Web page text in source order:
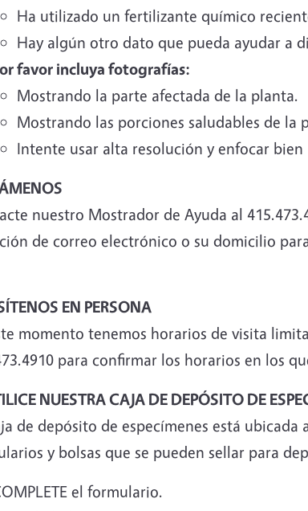
Ha utilizado un fertilizante químico
Hay algún otro dato que pueda ayudar a
favor incluya fotografías:
Mostrando la parte afectada de la planta.
Mostrando las porciones saludables de la
Intente usar alta resolución y enfocar bien
nuestro Mostrador de Ayuda al
de correo electrónico o su domicilio
EN PERSONA
momento tenemos horarios de visita
para confirmar los horarios en los
NUESTRA CAJA DE DEPÓSITO DE
de depósito de especímenes está
y bolsas que se pueden sellar para
el formulario.